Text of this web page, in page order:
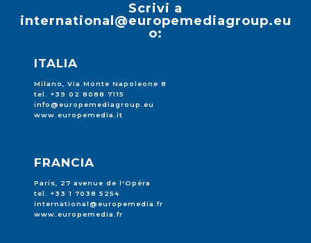
Scrivi a
international@europemediagroup.eu
o:
ITALIA
Milano, Via Monte Napoleone 8
tel. +39 02 8088 7115
info@europemediagroup.eu
www.europemedia.it
FRANCIA
Paris, 27 avenue de l'Opéra
tel. +33 1 7038 5254
international@europemedia.fr
www.europemedia.fr